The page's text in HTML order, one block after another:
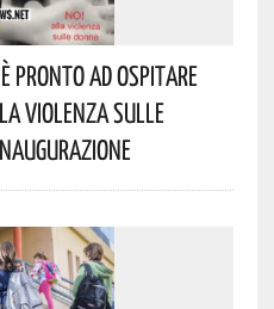
Pronto Ad Ospitare
Violenza Sulle